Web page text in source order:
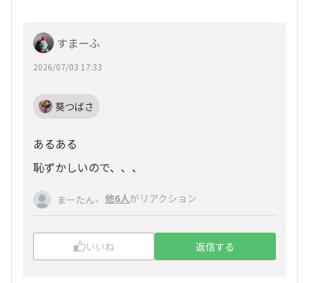
すまーふ
2026/07/03 17:33
葵つばさ
あるある
恥ずかしいので、、、
まーたん、 他6人がリアクション
いいね 返信する